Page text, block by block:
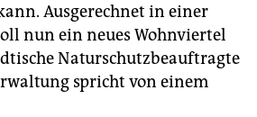
Ausgerechnet in einer
nun ein neues Wohnviertel
Naturschutzbeauftragte
spricht von einem